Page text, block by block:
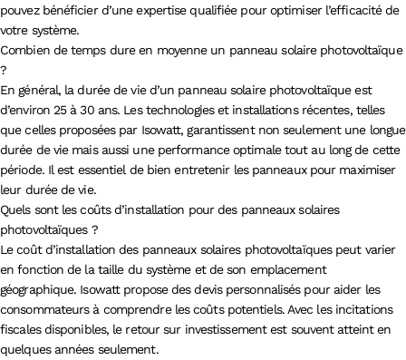
pouvez bénéficier d’une expertise qualifiée pour optimiser l’efficacité de
votre système.
Combien de temps dure en moyenne un panneau solaire photovoltaïque
?
En général, la durée de vie d’un panneau solaire photovoltaïque est
d’environ 25 à 30 ans. Les technologies et installations récentes, telles
que celles proposées par Isowatt, garantissent non seulement une longue
durée de vie mais aussi une performance optimale tout au long de cette
période. Il est essentiel de bien entretenir les panneaux pour maximiser
leur durée de vie.
Quels sont les coûts d’installation pour des panneaux solaires
photovoltaïques ?
Le coût d’installation des panneaux solaires photovoltaïques peut varier
en fonction de la taille du système et de son emplacement
géographique. Isowatt propose des devis personnalisés pour aider les
consommateurs à comprendre les coûts potentiels. Avec les incitations
fiscales disponibles, le retour sur investissement est souvent atteint en
quelques années seulement.